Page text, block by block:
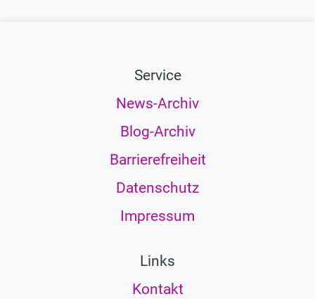
Service
News-Archiv
Blog-Archiv
Barrierefreiheit
Datenschutz
Impressum
Links
Kontakt